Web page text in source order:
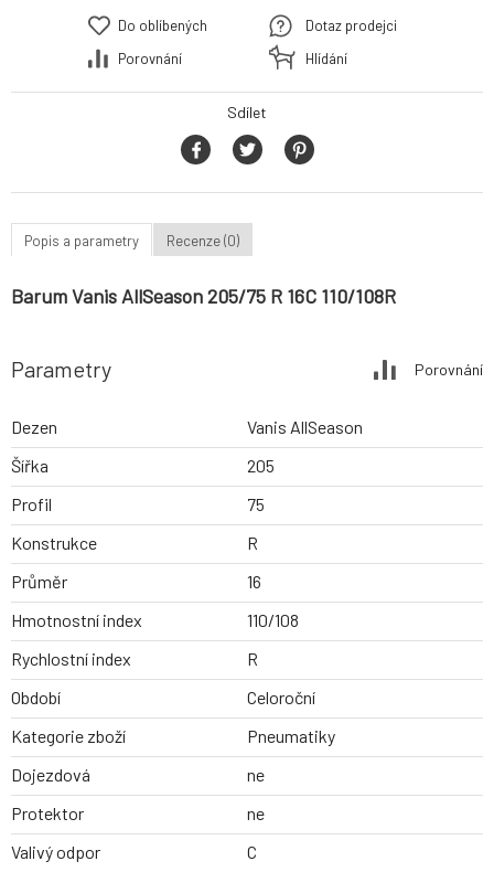
Do oblíbených
Porovnání
Dotaz prodejci
Hlídání
Sdílet
Popis a parametry Recenze (0)
Barum Vanis AllSeason 205/75 R 16C 110/108R
Parametry Porovnání
Dezen
Vanis AllSeason
Šířka
205
Profil
75
Konstrukce
R
Průměr
16
Hmotnostní index
110/108
Rychlostní index
R
Období
Celoroční
Kategorie zboží
Pneumatiky
Dojezdová
ne
Protektor
ne
Valivý odpor
C